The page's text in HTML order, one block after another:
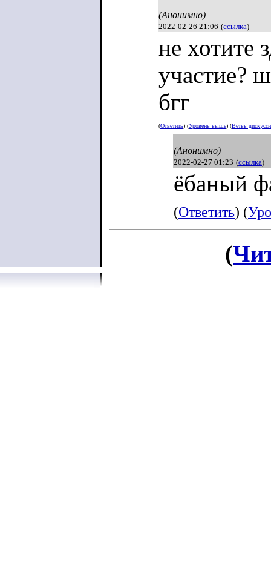
(Анонимно)
2022-02-26 21:06 (ссылка)
не хотите
участие?
бгг
(Ответить) (Уровень выше) (Ветвь
(Анонимно)
2022-02-27 01:23 (ссылка)
ёбаный
(Ответить) (
(